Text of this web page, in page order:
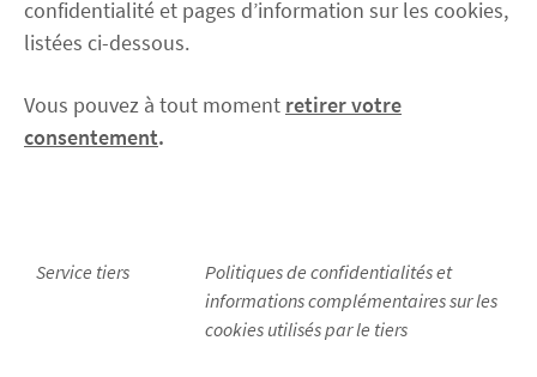
confidentialité et pages d’information sur les cookies,
listées ci-dessous.
Vous pouvez à tout moment retirer votre
consentement.
Service tiers
Politiques de confidentialités et
informations complémentaires sur les
cookies utilisés par le tiers